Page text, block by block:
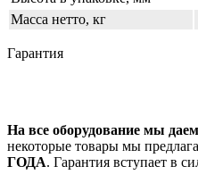
Масса нетто, кг
Гарантия
На все оборудование мы
некоторые товары мы
ГОДА. Гарантия вступает в